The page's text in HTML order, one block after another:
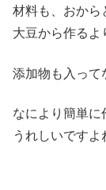
材料も、おから
大豆から作るよ
添加物も入って
なにより簡単に
うれしいですよ